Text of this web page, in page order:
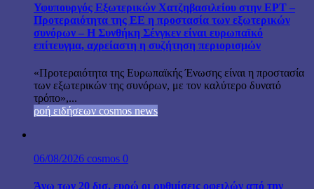
Υφυπουργός Εξωτερικών Χατζηβασιλείου στην ΕΡΤ –
Προτεραιότητα της ΕΕ η προστασία των εξωτερικών
συνόρων – Η Συνθήκη Σένγκεν είναι ευρωπαϊκό
επίτευγμα, αχρείαστη η συζήτηση περιορισμών
«Προτεραιότητα της Ευρωπαϊκής Ένωσης είναι η προστασία
των εξωτερικών της συνόρων, με τον καλύτερο δυνατό
τρόπο»,...
ροή ειδήσεων cosmos news
06/08/2026 cosmos 0
Άνω των 20 δισ. ευρώ οι ρυθμίσεις οφειλών από την